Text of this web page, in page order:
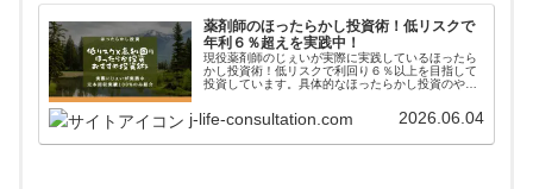
薬剤師のほったらかし投資術！低リスクで
年利６％超えを実践中！
現役薬剤師のじぇいが実際に実践しているほったら
かし投資術！低リスクで利回り６％以上を目指して
投資しています。具体的なほったらかし投資のやり
j-life-consultation.com 2026.06.04